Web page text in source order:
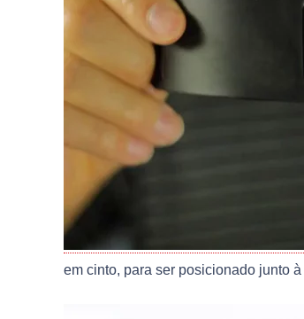
em cinto, para ser posicionado junto